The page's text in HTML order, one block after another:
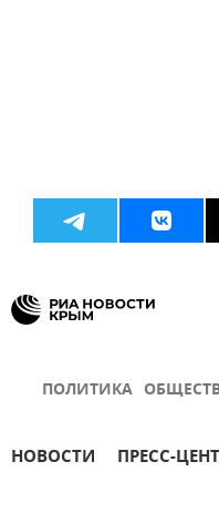
ПОЛИТИКА
НОВОСТИ ПРЕСС-